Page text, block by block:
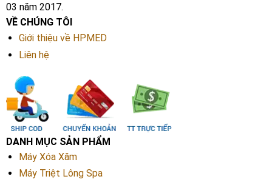
03 năm 2017.
VỀ CHÚNG TÔI
Giới thiệu về HPMED
Liên hệ
DANH MỤC SẢN PHẨM
Máy Xóa Xăm
Máy Triệt Lông Spa